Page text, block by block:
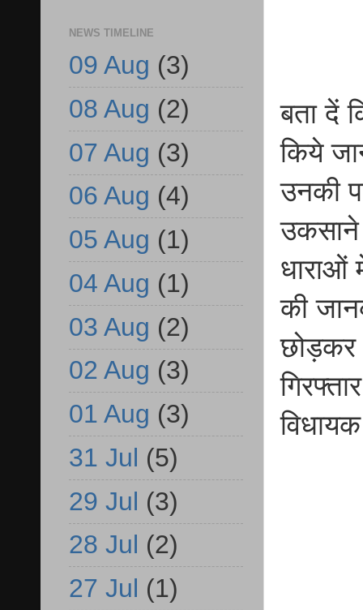
बता दें
किये
उनकी
धाराओं
की
छोड़कर
NEWS TIMELINE
09 Aug (3)
08 Aug (2)
07 Aug (3)
06 Aug (4)
05 Aug (1)
04 Aug (1)
03 Aug (2)
02 Aug (3)
01 Aug (3)
31 Jul (5)
29 Jul (3)
28 Jul (2)
27 Jul (1)